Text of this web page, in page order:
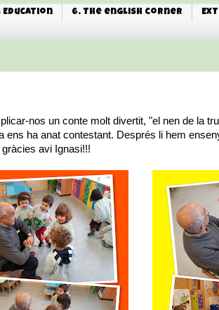
Education 6. The english corner
nos un conte molt divertit, "el nen de la
ha anat contestant. Després li hem
avi Ignasi!!!